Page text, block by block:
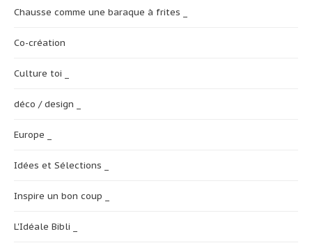
Chausse comme une baraque à frites _
Co-création
Culture toi _
déco / design _
Europe _
Idées et Sélections _
Inspire un bon coup _
L'Idéale Bibli _